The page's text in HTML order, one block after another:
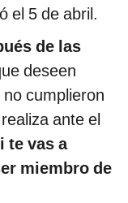
el 5 de abril.
de las
deseen
cumplieron
ante el
te vas a
miembro de